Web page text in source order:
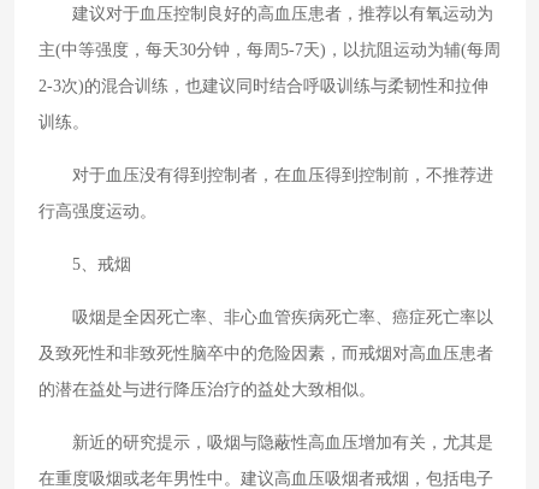
建议对于血压控制良好的高血压患者，推荐以有氧运动为
主(中等强度，每天30分钟，每周5-7天)，以抗阻运动为辅(每周
2-3次)的混合训练，也建议同时结合呼吸训练与柔韧性和拉伸
训练。
对于血压没有得到控制者，在血压得到控制前，不推荐进
行高强度运动。
5、戒烟
吸烟是全因死亡率、非心血管疾病死亡率、癌症死亡率以
及致死性和非致死性脑卒中的危险因素，而戒烟对高血压患者
的潜在益处与进行降压治疗的益处大致相似。
新近的研究提示，吸烟与隐蔽性高血压增加有关，尤其是
在重度吸烟或老年男性中。建议高血压吸烟者戒烟，包括电子